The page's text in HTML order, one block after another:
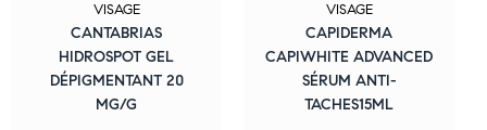
VISAGE
CANTABRIAS
HIDROSPOT GEL
DÉPIGMENTANT 20
MG/G
VISAGE
CAPIDERMA
CAPIWHITE ADVANCED
SÉRUM ANTI-
TACHES15ML